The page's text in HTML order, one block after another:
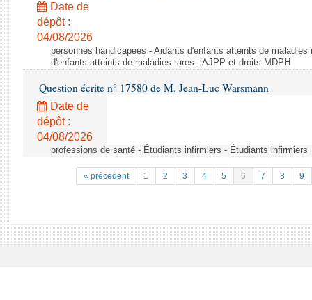
Date de
dépôt :
04/08/2026
personnes handicapées - Aidants d'enfants atteints de
d'enfants atteints de maladies rares : AJPP et droits MDPH
Question écrite n° 17580 de M. Jean-Luc Warsmann
Date de
dépôt :
04/08/2026
professions de santé - Étudiants infirmiers - Étudiants infirmiers
« précedent 1 2 3 4 5 6 7 8 9